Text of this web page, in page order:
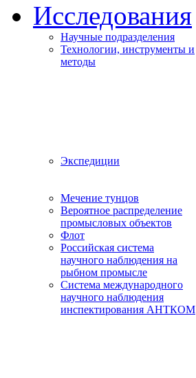
Исследования
Научные подразделения
Технологии, инструменты и
методы
Экспедиции
Мечение тунцов
Вероятное распределение
промысловых объектов
Флот
Российская система
научного наблюдения на
рыбном промысле
Система международного
научного наблюдения
инспектирования АНТКОМ